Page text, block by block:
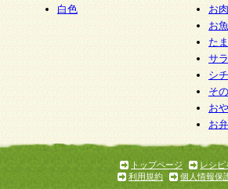
白色
お
お
た
サ
シ
そ
お
お
トップページ
レシピ
利用規約
個人情報保